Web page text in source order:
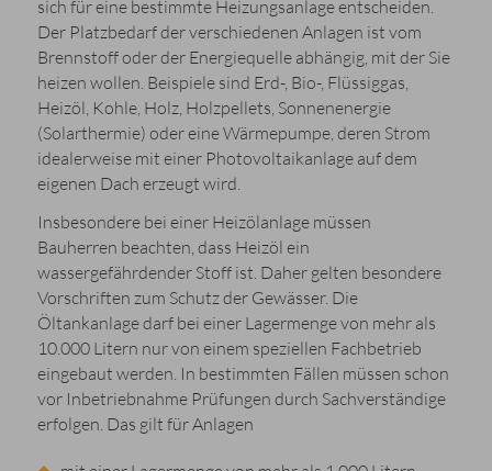
sich für eine bestimmte Heizungsanlage entscheiden.
Der Platzbedarf der verschiedenen Anlagen ist vom
Brennstoff oder der Energiequelle abhängig, mit der Sie
heizen wollen. Beispiele sind Erd-, Bio-, Flüssiggas,
Heizöl, Kohle, Holz, Holzpellets, Sonnenenergie
(Solarthermie) oder eine Wärmepumpe, deren Strom
idealerweise mit einer Photovoltaikanlage auf dem
eigenen Dach erzeugt wird.
Insbesondere bei einer Heizölanlage müssen
Bauherren beachten, dass Heizöl ein
wassergefährdender Stoff ist. Daher gelten besondere
Vorschriften zum Schutz der Gewässer. Die
Öltankanlage darf bei einer Lagermenge von mehr als
10.000 Litern nur von einem speziellen Fachbetrieb
eingebaut werden. In bestimmten Fällen müssen schon
vor Inbetriebnahme Prüfungen durch Sachverständige
erfolgen. Das gilt für Anlagen